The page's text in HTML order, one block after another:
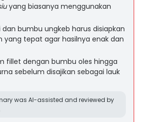
yang biasanya menggunakan
dan bumbu ungkeb harus disiapkan
yang tepat agar hasilnya enak dan
fillet dengan bumbu oles hingga
sebelum disajikan sebagai lauk
was AI-assisted and reviewed by